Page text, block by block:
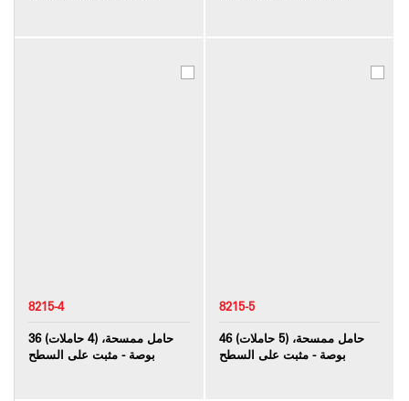
8215-4
حامل ممسحة، (4 حاملات) 36
بوصة - مثبت على السطح
8215-5
حامل ممسحة، (5 حاملات) 46
بوصة - مثبت على السطح